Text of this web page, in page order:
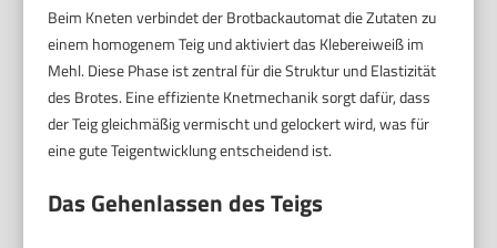
Beim Kneten verbindet der Brotbackautomat die Zutaten zu
einem homogenem Teig und aktiviert das Klebereiweiß im
Mehl. Diese Phase ist zentral für die Struktur und Elastizität
des Brotes. Eine effiziente Knetmechanik sorgt dafür, dass
der Teig gleichmäßig vermischt und gelockert wird, was für
eine gute Teigentwicklung entscheidend ist.
Das Gehenlassen des Teigs